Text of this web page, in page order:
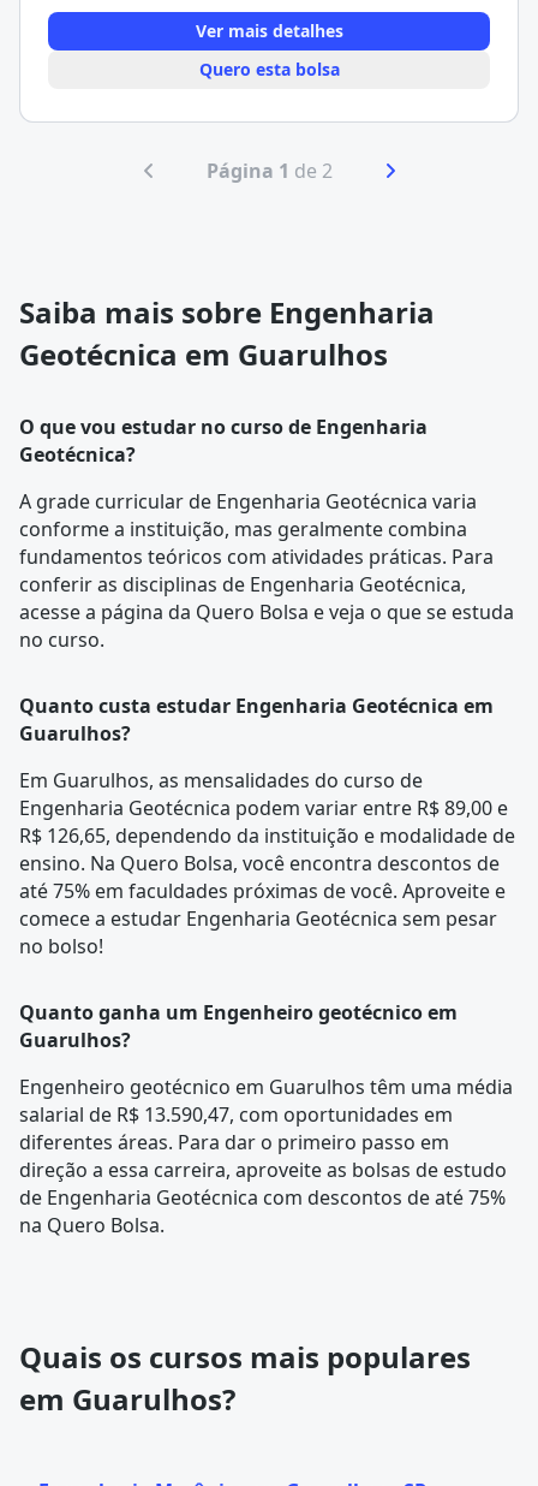
Ver mais detalhes
Quero esta bolsa
Página 1 de 2
Saiba mais sobre Engenharia
Geotécnica em Guarulhos
O que vou estudar no curso de Engenharia
Geotécnica?
A grade curricularde Engenharia Geotécnica varia
conforme a instituição, mas geralmente combina
fundamentos teóricos com atividades práticas. Para
conferir as disciplinas de Engenharia Geotécnica,
acesse a página da Quero Bolsa e veja o que se estuda
no curso.
Quanto custa estudar Engenharia Geotécnica em
Guarulhos?
Em Guarulhos, as mensalidades do curso de
Engenharia Geotécnica podem variar entre R$ 89,00 e
R$ 126,65, dependendo da instituição e modalidade de
ensino. Na Quero Bolsa, você encontra descontos de
até 75% em faculdades próximas de você. Aproveite e
comece a estudar Engenharia Geotécnica sem pesar
no bolso!
Quanto ganha um Engenheiro geotécnico em
Guarulhos?
Engenheiro geotécnico em Guarulhos têm uma média
salarial de R$ 13.590,47, com oportunidades em
diferentes áreas. Para dar o primeiro passo em
direção a essa carreira, aproveite as bolsas de estudo
de Engenharia Geotécnica com descontos de até 75%
na Quero Bolsa.
Quais os cursos mais populares
em Guarulhos?